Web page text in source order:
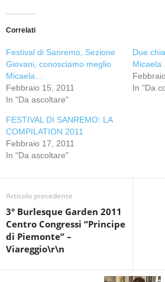
Correlati
Festival di Sanremo, Sezione
Giovani, conosciamo meglio
Micaela…
Febbraio 15, 2011
In "Da ascoltare"
Due
Micaela
In "Da
FESTIVAL DI SANREMO: LA
COMPILATION 2011
Febbraio 17, 2011
In "Da ascoltare"
Articolo precedente
3° Burlesque Garden 2011
Centro Congressi “Principe
di Piemonte” –
Viareggio\r\n